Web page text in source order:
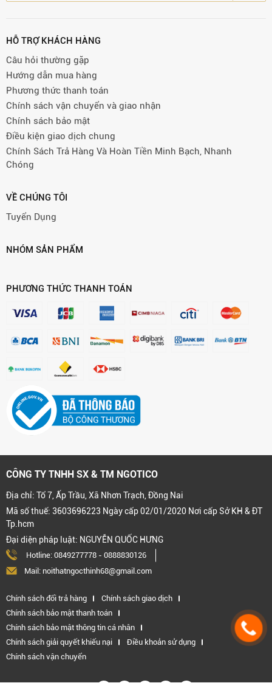
HỖ TRỢ KHÁCH HÀNG
Câu hỏi thường gặp
Hướng dẫn mua hàng
Phương thức thanh toán
Chính sách vận chuyển và giao nhận
Chính sách bảo mật
Điều kiện giao dịch chung
Chính Sách Trả Hàng Và Hoàn Tiền Minh Bạch, Nhanh
Chóng
VỀ CHÚNG TÔI
Tuyển Dụng
NHÓM SẢN PHẨM
PHƯƠNG THỨC THANH TOÁN
CÔNG TY TNHH SX & TM NGOTICO
Địa chỉ: Tổ 7, Ấp Trầu, Xã Nhơn Trạch, Đồng Nai
Mã số thuế: 3603696223 Ngày cấp 02/01/2020 Nơi cấp Sở KH & ĐT
Tp.hcm
Đại diện pháp luật: NGUYỄN QUỐC HƯNG
Hotline: 0849277778 - 0888830126
Mail: noithatngocthinh68@gmail.com
Chính sách đổi trả hàng
Chính sách giao dịch
Chính sách bảo mật thanh toán
Chính sách bảo mật thông tin cá nhân
Chính sách giải quyết khiếu nại
Điều khoản sử dụng
Chính sách vận chuyển